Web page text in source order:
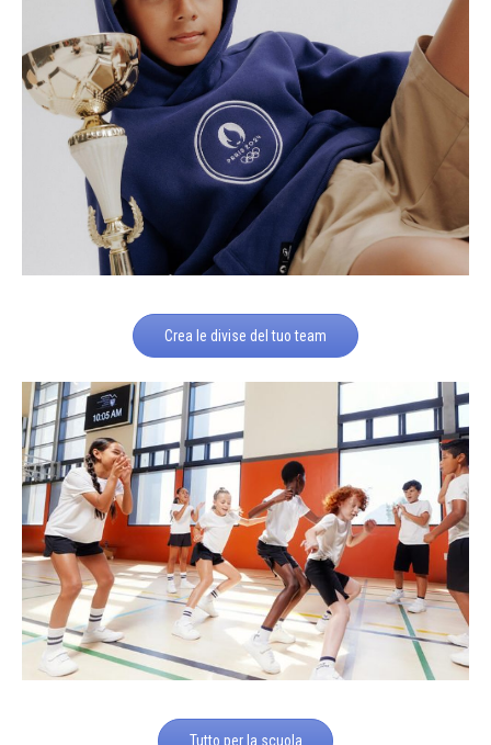
Crea le divise del tuo team
Tutto per la scuola